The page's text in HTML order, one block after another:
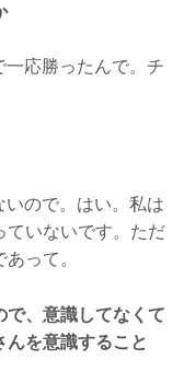
応勝ったんで。チ
ので。はい。私は
ていないです。ただ
って。
で、意識してなくて
んを意識すること